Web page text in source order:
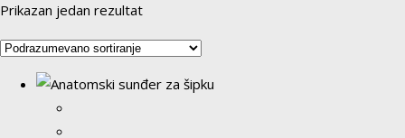
Prikazan jedan rezultat